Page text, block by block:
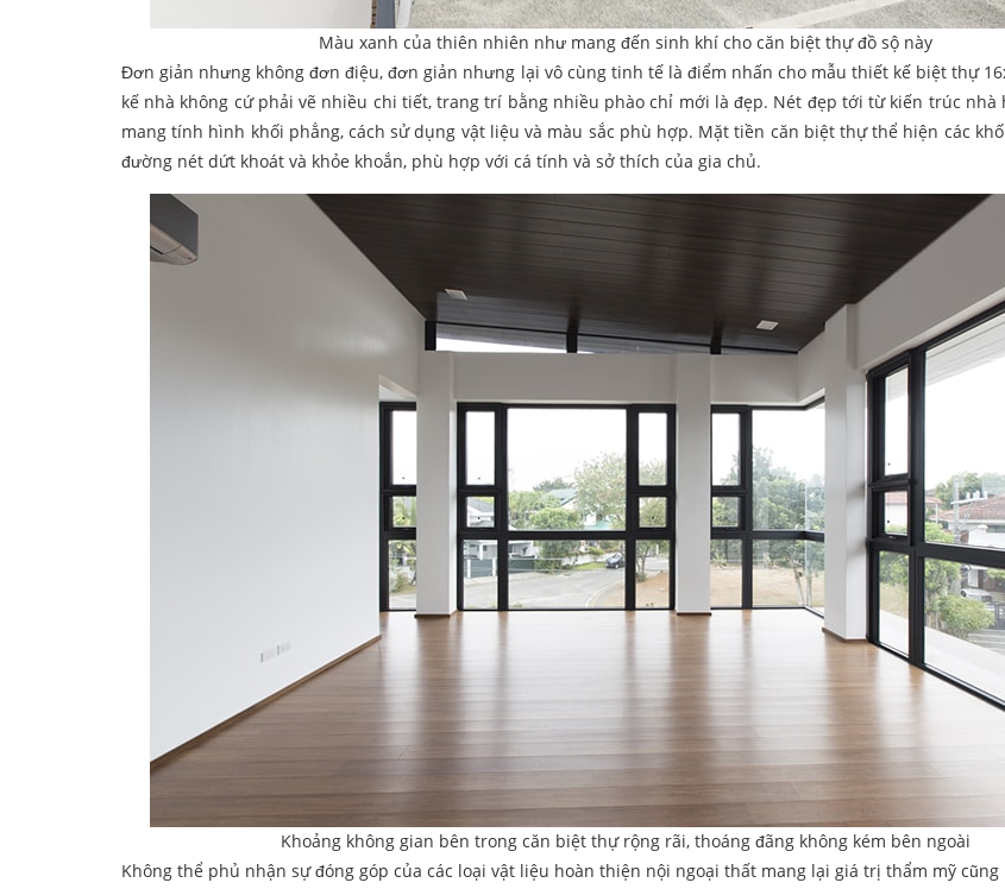
Màu xanh của thiên nhiên như mang đến sinh khí cho căn biệt thự đồ sộ này
Đơn giản nhưng không đơn điệu, đơn giản nhưng lại vô cùng tinh tế là điểm nhấn cho mẫu thiết kế biệt thự
kế nhà không cứ phải vẽ nhiều chi tiết, trang trí bằng nhiều phào chỉ mới là đẹp. Nét đẹp tới từ kiến trúc nhà
mang tính hình khối phẳng, cách sử dụng vật liệu và màu sắc phù hợp. Mặt tiền căn biệt thự thể hiện các
đường nét dứt khoát và khỏe khoắn, phù hợp với cá tính và sở thích của gia chủ.
Khoảng không gian bên trong căn biệt thự rộng rãi, thoáng đãng không kém bên ngoài
Không thể phủ nhận sự đóng góp của các loại vật liệu hoàn thiện nội ngoại thất mang lại giá trị thẩm mỹ